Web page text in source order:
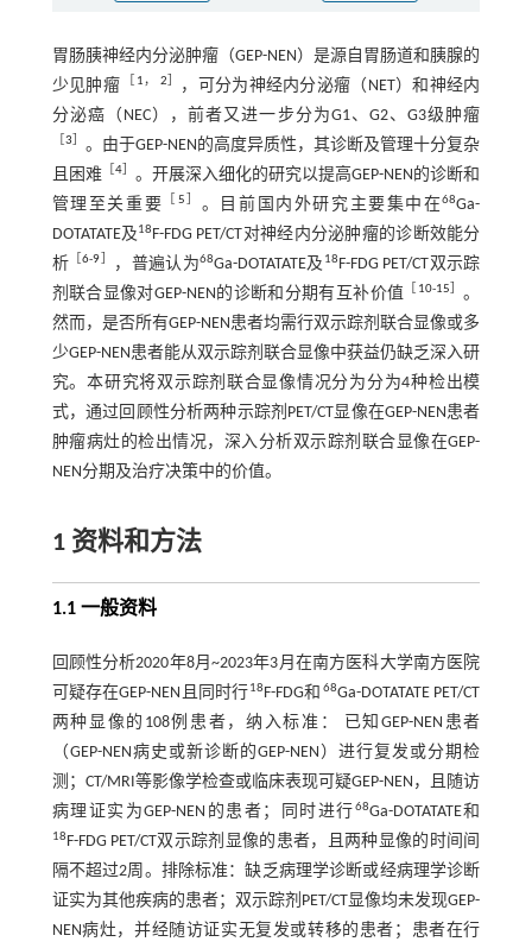
胃肠胰神经内分泌肿瘤（GEP-NEN）是源自胃肠道和胰腺的
少见肿瘤［ 1， 2
，可分为神经内分泌瘤（NET）和神经内
分泌癌（NEC），前者又进一步分为G1、G2、G3级肿瘤
3
。由于GEP-NEN的高度异质性，其诊断及管理十分复杂
且困难［ 4］ 。开展深入细化的研究以提高GEP-NEN的诊断和
管理至关重要
5 。目前国内外研究主要集中在68Ga-
DOTATATE及18 F-FDG PET/CT对神经内分泌肿瘤的诊断效能分
析［6-9 ，普遍认为68Ga-DOTATATE及 18 F-FDG PET/CT双示踪
剂联合显像对GEP-NEN的诊断和分期有互补价值
10-15
。
然而，是否所有GEP-NEN患者均需行双示踪剂联合显像或多
少GEP-NEN患者能从双示踪剂联合显像中获益仍缺乏深入研
究。本研究将双示踪剂联合显像情况分为分为4种检出模
式，通过回顾性分析两种示踪剂PET/CT显像在GEP-NEN患者
肿瘤病灶的检出情况，深入分析双示踪剂联合显像在GEP-
NEN分期及治疗决策中的价值。
1 资料和方法
1.1 一般资料
回顾性分析2020年8月~2023年3月在南方医科大学南方医院
可疑存在GEP-NEN且同时行18 F-FDG和 68Ga-DOTATATE PET/CT
两种显像的108例患者，纳入标准： 已知GEP-NEN患者
（GEP-NEN病史或新诊断的GEP-NEN）进行复发或分期检
测；CT/MRI等影像学检查或临床表现可疑GEP-NEN，且随访
病理证实为GEP-NEN的患者；同时进行68Ga-DOTATATE和
18 F-FDG PET/CT双示踪剂显像的患者，且两种显像的时间间
隔不超过2周。排除标准：缺乏病理学诊断或经病理学诊断
证实为其他疾病的患者；双示踪剂PET/CT显像均未发现GEP-
NEN病灶，并经随访证实无复发或转移的患者；患者在行